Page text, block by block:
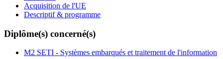
Acquisition de l'UE
Descriptif & programme
Diplôme(s) concerné(s)
M2 SETI - Systèmes embarqués et traitement de l'information